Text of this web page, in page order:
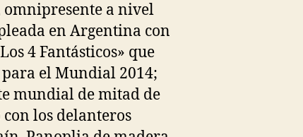
omnipresente a nivel
en Argentina con
4 Fantásticos» que
el Mundial 2014;
mundial de mitad de
los delanteros